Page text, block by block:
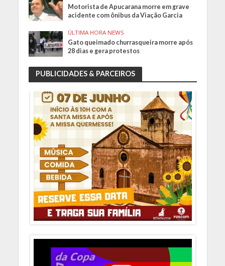
Motorista de Apucarana morre em grave
acidente com ônibus da Viação Garcia
ÚLTIMA HORA NEWS
Gato queimado churrasqueira morre após
28 dias e gera protestos
PUBLICIDADES & PARCEIROS